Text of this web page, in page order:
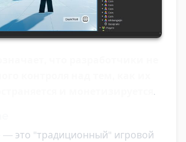
.
это "традиционный" игровой